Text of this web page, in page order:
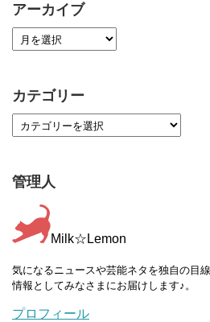
アーカイブ
カテゴリー
管理人
Milk☆Lemon
気になるニュースや芸能ネタを独自の目
情報としてみなさまにお届けします♪。
プロフィール